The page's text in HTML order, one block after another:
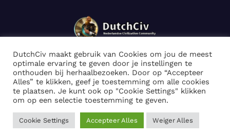
Met trots aangedreven door WordPress|Thema: Newsup door
Themeansar.
PartnersPressAboutUseful
DutchCiv maakt gebruik van Cookies om jou de meest
optimale ervaring te geven door je instellingen te
onthouden bij herhaalbezoeken. Door op “Accepteer
Alles” te klikken, geef je toestemming om alle cookies
te plaatsen. Je kunt ook op "Cookie Settings" klikken
om op een selectie toestemming te geven.
Cookie Settings Accepteer Alles Weiger Alles